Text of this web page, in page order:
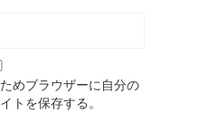
めブラウザーに自分の
トを保存する。